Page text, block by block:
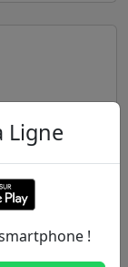
4
8
Ligne
!